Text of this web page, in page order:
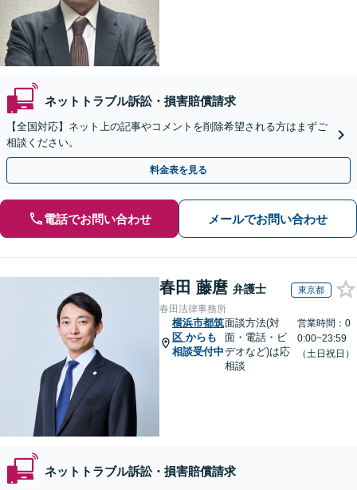
ネットトラブル訴訟・損害賠償請求
【全国対応】ネット上の記事やコメントを削除希望される方はまずご
相談ください。
料金表を見る
電話でお問い合わせ メールでお問い合わせ
春田 藤麿 弁護士 東京都
春田法律事務所
横浜市都筑
区 からも
相談受付中
面談方法(対
面・電話・ビ
デオなど)は応
相談
営業時間：0
0:00~23:59
（土日祝日）
ネットトラブル訴訟・損害賠償請求